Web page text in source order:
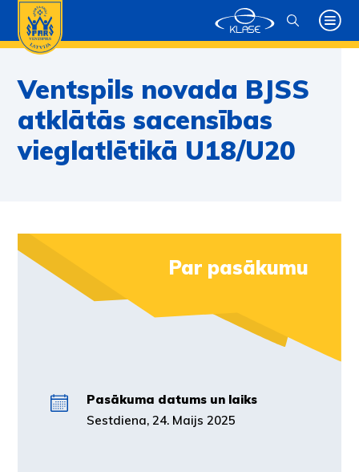
Ventspils novada BJSS
atklātās sacensības
vieglatlētikā U18/U20
Par pasākumu
Pasākuma datums un laiks
Sestdiena, 24. Maijs 2025